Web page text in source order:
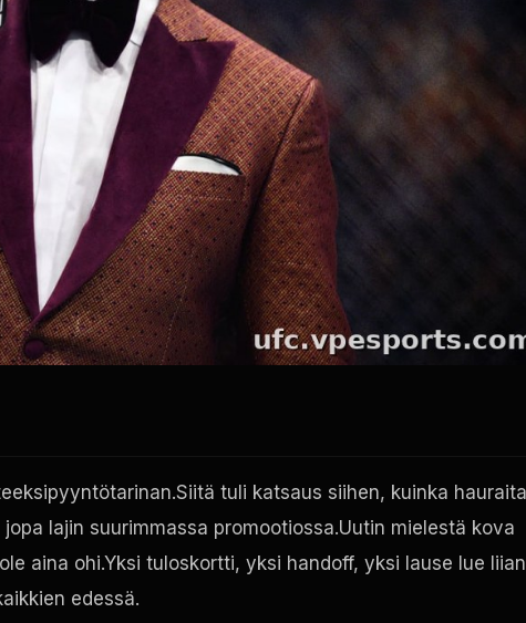
tuli katsaus siihen, kuinka hauraita
lajin suurimmassa promootiossa.Uutin mielestä kova
aina ohi.Yksi tuloskortti, yksi handoff, yksi lause lue liian
edessä.